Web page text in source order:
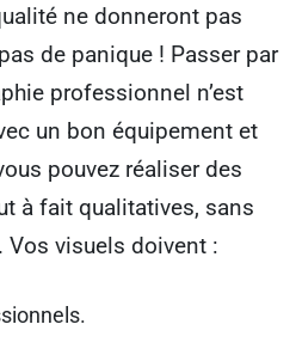
ne donneront pas
de panique ! Passer par
professionnel n’est
un bon équipement et
pouvez réaliser des
à fait qualitatives, sans
Vos visuels doivent :